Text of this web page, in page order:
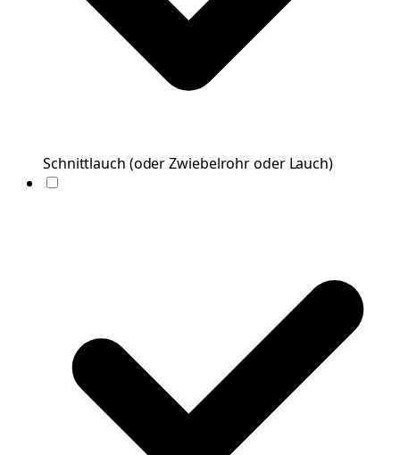
Schnittlauch (oder Zwiebelrohr oder Lauch)